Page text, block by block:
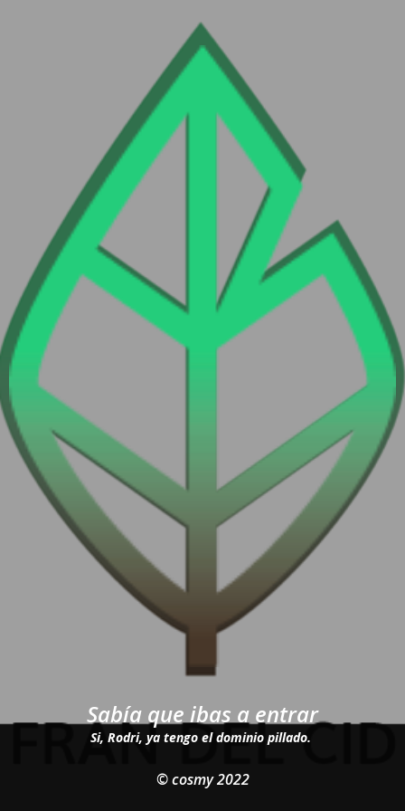
Sabía que ibas a entrar
Si, Rodri, ya tengo el dominio pillado.
© cosmy 2022